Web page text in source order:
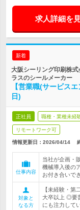
求人詳細を
新着
大阪シーリング印刷株
ラスのシールメーカー
【営業職(サービス
日)
正社員 職種・業種未経
リモートワーク可
情報更新日：2026/04/14
仕事内容
当社が企画・
機械導入後の
お付き合いで
対象と
なる方
【未経験・
大卒以上 ◎要
にも注力して